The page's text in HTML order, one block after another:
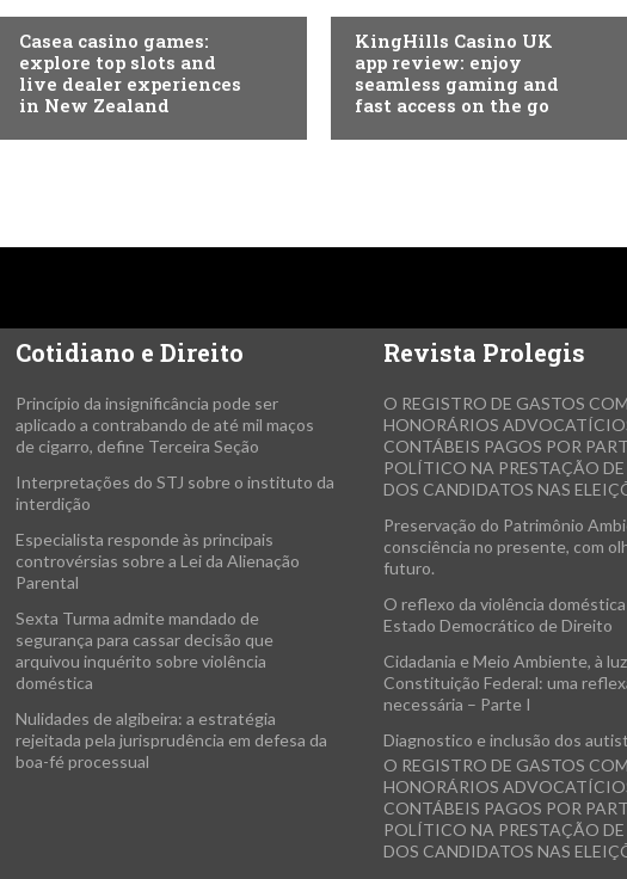
Casea casino games:
explore top slots and
live dealer experiences
in New Zealand
KingHills Casino UK
app review: enjoy
seamless gaming and
fast access on the go
Cotidiano e Direito
Princípio da insignificância pode ser
aplicado a contrabando de até mil maços
de cigarro, define Terceira Seção
Interpretações do STJ sobre o instituto da
interdição
Especialista responde às principais
controvérsias sobre a Lei da Alienação
Parental
Sexta Turma admite mandado de
segurança para cassar decisão que
arquivou inquérito sobre violência
doméstica
Nulidades de algibeira: a estratégia
rejeitada pela jurisprudência em defesa da
boa-fé processual
Revista Prolegis
O REGISTRO DE GASTOS COM
HONORÁRIOS
CONTÁBEIS PAGOS POR
POLÍTICO NA PRESTAÇÃO
DOS CANDIDATOS NAS
Preservação do Patrimônio
consciência no presente, com
futuro.
O reflexo da violência
Estado Democrático de Direito
Cidadania e Meio Ambiente, à
Constituição Federal: uma
necessária – Parte I
Diagnostico e inclusão dos
O REGISTRO DE GASTOS COM
HONORÁRIOS
CONTÁBEIS PAGOS POR
POLÍTICO NA PRESTAÇÃO
DOS CANDIDATOS NAS